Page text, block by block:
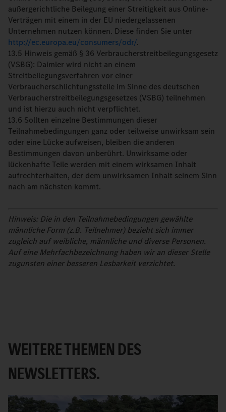
außergerichtliche Beilegung einer Streitigkeit aus Online-
Verträgen mit einem in der EU niedergelassenen
Unternehmen nutzen können. Diese finden Sie unter
http://ec.europa.eu/consumers/odr/.
13.5 Hinweis gemäß § 36 Verbraucherstreitbeilegungsgesetz
(VSBG): Daimler wird nicht an einem
Streitbeilegungsverfahren vor einer
Verbraucherschlichtungsstelle im Sinne des deutschen
Verbraucherstreitbeilegungsgesetzes (VSBG) teilnehmen
und ist hierzu auch nicht verpflichtet.
13.6 Sollten einzelne Bestimmungen dieser
Teilnahmebedingungen ganz oder teilweise unwirksam sein
oder eine Lücke aufweisen, bleiben die anderen
Bestimmungen davon unberührt. Unwirksame oder
lückenhafte Teile werden mit einem wirksamen Inhalt
aufrechterhalten, der dem unwirksamen Inhalt seinem Sinn
nach am nächsten kommt.
Hinweis: Die in den Teilnahmebedingungen gewählte
männliche Form (z.B. Teilnehmer) bezieht sich immer
zugleich auf weibliche, männliche und diverse Personen.
Auf eine Mehrfachbezeichnung haben wir an dieser Stelle
zugunsten einer besseren Lesbarkeit verzichtet.
WEITERE THEMEN DES
NEWSLETTERS.